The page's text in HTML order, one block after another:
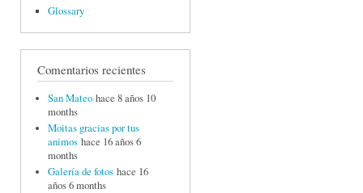
Glossary
Comentarios recientes
San Mateo hace 8 años 10
months
Moitas gracias por tus
animos hace 16 años 6
months
Galería de fotos hace 16
años 6 months